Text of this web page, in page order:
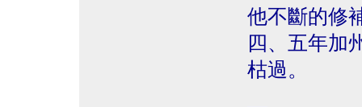
他不斷的修
四、五年加
枯過。